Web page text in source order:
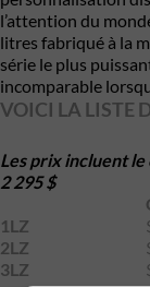
l’attention du
litres fabriqué à la
série le plus
incomparable
VOICI LA LISTE
Les prix incluent
2 295 $
1LZ
2LZ
3LZ